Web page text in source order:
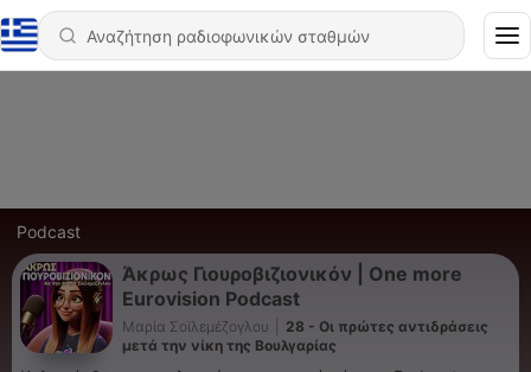
Podcast
Άκρως Γιουροβιζιονικόν | One more
Eurovision Podcast
Μαρία Σοϊλεμέζογλου
28 - Οι πρώτες αντιδράσεις
μετά την νίκη της Βουλγαρίας